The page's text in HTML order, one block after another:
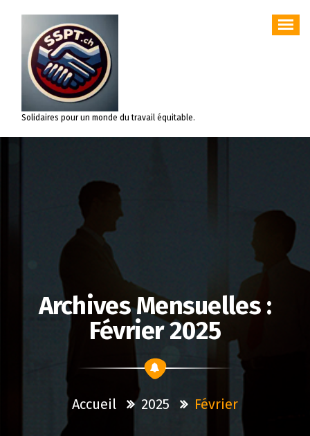
contenu
Solidaires pour un monde du travail équitable.
Archives Mensuelles :
Février 2025
Accueil 2025 Février